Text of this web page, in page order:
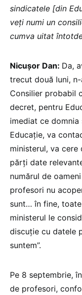
sindicatele [din
veți numi un
cumva uitat
Nicușor Dan: Da,
trecut două luni,
Consilier probabil
decret, pentru
imediat ce
Educație, va
ministerul, va
părți date
numărul de
profesori nu
sunt… în fine,
ministerul le
discuție cu datele
suntem”.
Pe 8 septembrie,
de profesori,